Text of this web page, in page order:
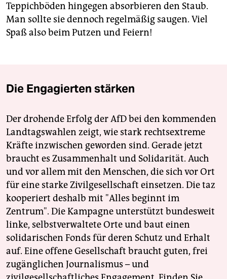
Teppichböden hingegen absorbieren den Staub.
Man sollte sie dennoch regelmäßig saugen. Viel
Spaß also beim Putzen und Feiern!
Die Engagierten stärken
Der drohende Erfolg der AfD bei den kommenden
Landtagswahlen zeigt, wie stark rechtsextreme
Kräfte inzwischen geworden sind. Gerade jetzt
braucht es Zusammenhalt und Solidarität. Auch
und vor allem mit den Menschen, die sich vor Ort
für eine starke Zivilgesellschaft einsetzen. Die taz
kooperiert deshalb mit "Alles beginnt im
Zentrum". Die Kampagne unterstützt bundesweit
linke, selbstverwaltete Orte und baut einen
solidarischen Fonds für deren Schutz und Erhalt
auf. Eine offene Gesellschaft braucht guten, frei
zugänglichen Journalismus – und